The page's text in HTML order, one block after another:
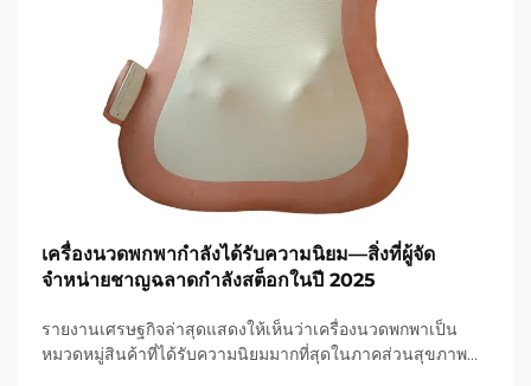
เครื่องนวดพกพากำลังได้รับความนิยม—สิ่งที่ผู้จัด
จำหน่ายชาญฉลาดกำลังสต็อกในปี 2025
รายงานเศรษฐกิจล่าสุดแสดงให้เห็นว่าเครื่องนวดพกพาเป็น
หมวดหมู่สินค้าที่ได้รับความนิยมมากที่สุดในภาคส่วนสุขภาพ